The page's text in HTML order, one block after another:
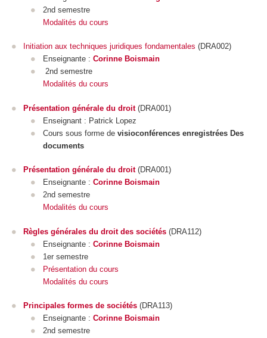
2nd semestre
Modalités du cours
Initiation aux techniques juridiques fondamentales (DRA002)
Enseignante : Corinne Boismain
2nd semestre
Modalités du cours
Présentation générale du droit(DRA001)
Enseignant : Patrick Lopez
Cours sous forme de visioconférences enregistrées Des
documents
Présentation générale du droit(DRA001)
Enseignante : Corinne Boismain
2nd semestre
Modalités du cours
Règles générales du droit des sociétés (DRA112)
Enseignante : Corinne Boismain
1er semestre
Présentation du cours
Modalités du cours
Principales formes de sociétés (DRA113)
Enseignante : Corinne Boismain
2nd semestre